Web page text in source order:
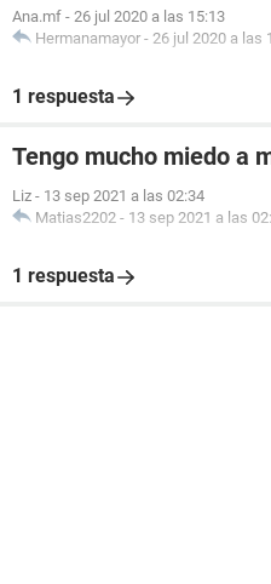
Ana.mf - 26 jul 2020 a las 15:13
Hermanamayor - 26 jul 2020 a las
1 respuesta
Tengo mucho miedo a
Liz - 13 sep 2021 a las 02:34
Matias2202 - 13 sep 2021 a las
1 respuesta